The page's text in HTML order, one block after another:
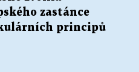
zastánce
principů